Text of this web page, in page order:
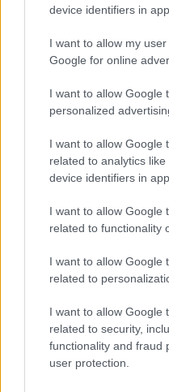
device identifiers in
I want to allow my
Google for online
I want to allow Google
personalized
I want to allow Google
related to analytics
device identifiers in
I want to allow Google
related to functionality
I want to allow Google
related to
I want to allow Google
related to security,
functionality and fraud
user protection.
LEGFRISSEBB
Irak nagy dobása: új
A közlekedés